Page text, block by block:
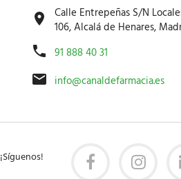
Calle Entrepeñas S/N
106, Alcalá de Henares,
91 888 40 31
info@canaldefarmacia.es
¡Síguenos!